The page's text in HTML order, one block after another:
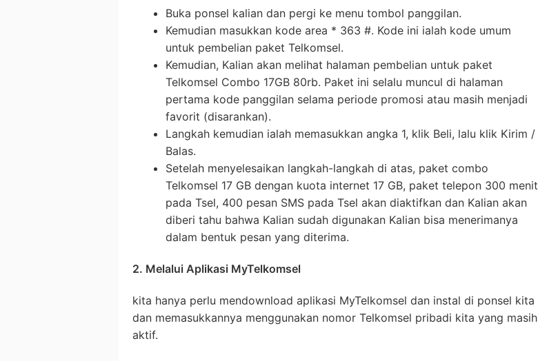
Buka ponsel kalian dan pergi ke menu tombol panggilan.
Kemudian masukkan kode area * 363 #. Kode ini ialah kode umum
untuk pembelian paket Telkomsel.
Kemudian, Kalian akan melihat halaman pembelian untuk paket
Telkomsel Combo 17GB 80rb. Paket ini selalu muncul di halaman
pertama kode panggilan selama periode promosi atau masih menjadi
favorit (disarankan).
Langkah kemudian ialah memasukkan angka 1, klik Beli, lalu klik Kirim /
Balas.
Setelah menyelesaikan langkah-langkah di atas, paket combo
Telkomsel 17 GB dengan kuota internet 17 GB, paket telepon 300 menit
pada Tsel, 400 pesan SMS pada Tsel akan diaktifkan dan Kalian akan
diberi tahu bahwa Kalian sudah digunakan Kalian bisa menerimanya
dalam bentuk pesan yang diterima.
2. Melalui Aplikasi MyTelkomsel
kita hanya perlu mendownload aplikasi MyTelkomsel dan instal di ponsel kita
dan memasukkannya menggunakan nomor Telkomsel pribadi kita yang masih
aktif.